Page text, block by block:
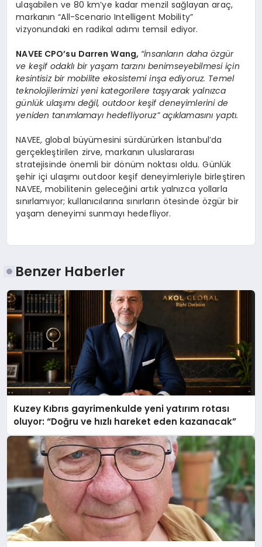
ulaşabilen ve 80 km’ye kadar menzil sağlayan araç,
markanın “All-Scenario Intelligent Mobility”
vizyonundaki en radikal adımı temsil ediyor.
NAVEE CPO’su Darren Wang, “İnsanların dahaözgür
ve keşif odaklı bir yaşam tarzını benimseyebilmesi için
kesintisiz bir mobilite ekosistemi inşa ediyoruz. Temel
teknolojilerimizi yeni kategorilere taşıyarak yalnızca
günlük ulaşımı değil, outdoor keşif deneyimlerini de
yeniden tanımlamayı hedefliyoruz” açıklamasını yaptı.
NAVEE, global büyümesini sürdürürken İstanbul’da
gerçekleştirilen zirve, markanın uluslararası
stratejisinde önemli bir dönüm noktası oldu. Günlük
şehir içi ulaşımı outdoor keşif deneyimleriyle birleştiren
NAVEE, mobilitenin geleceğini artık yalnızca yollarla
sınırlamıyor; kullanıcılarına sınırların ötesinde özgür bir
yaşam deneyimi sunmayı hedefliyor.
Benzer Haberler
Kuzey Kıbrıs gayrimenkulde yeni yatırım rotası
oluyor: “Doğru ve hızlı hareket eden kazanacak”